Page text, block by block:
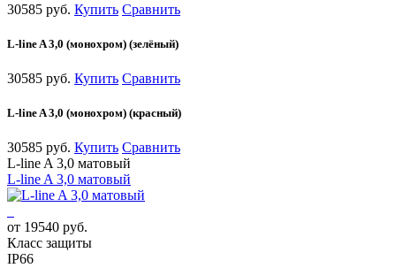
30585 руб. Купить Сравнить
L-line A 3,0 (монохром) (зелёный)
30585 руб. Купить Сравнить
L-line A 3,0 (монохром) (красный)
30585 руб. Купить Сравнить
L-line A 3,0 матовый
L-line A 3,0 матовый
от 19540 руб.
Класс защиты
IP66